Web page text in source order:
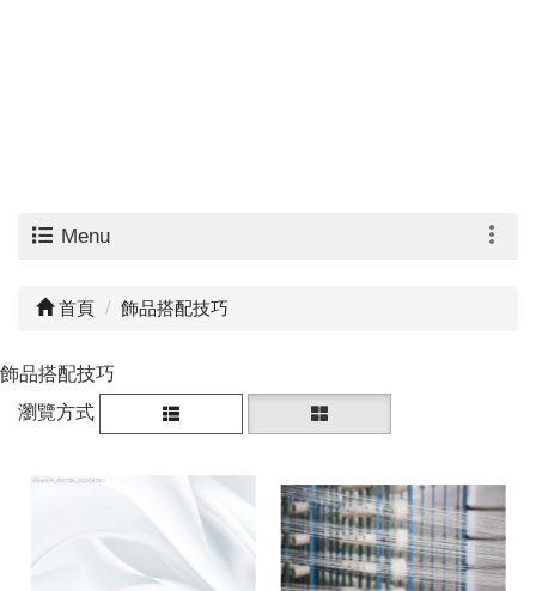
Menu
首頁 飾品搭配技巧
飾品搭配技巧
瀏覽方式